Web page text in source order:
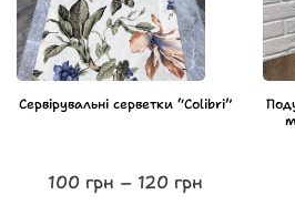
Сервірувальні серветки “Colibri”
100 грн – 120 грн